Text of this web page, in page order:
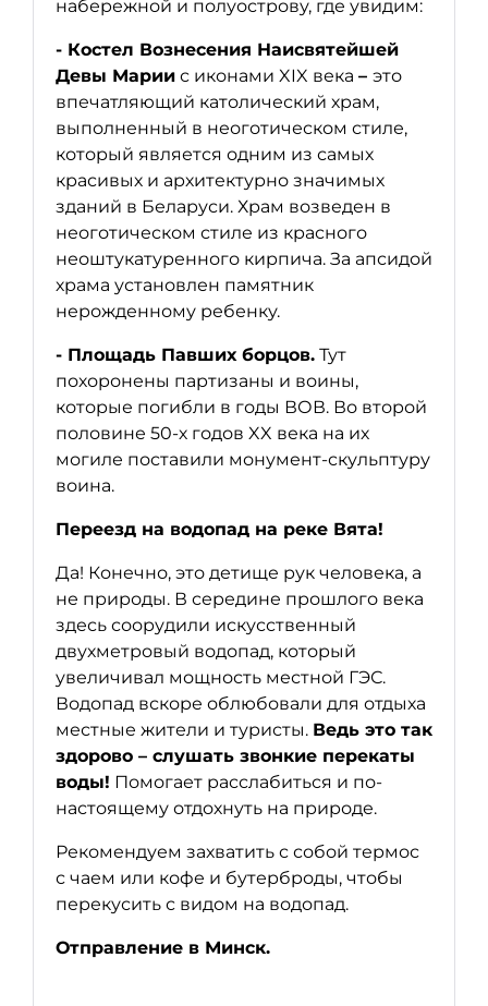
набережной и полуострову, где увидим:
- Костел Вознесения Наи­свя­тей­шей
Де­вы Ма­рии с иконами XIX века – это
впечатляющий католический храм,
выполненный в неоготическом стиле,
который является одним из самых
красивых и архитектурно значимых
зданий в Беларуси. Храм возведен в
неоготическом стиле из красного
неоштукатуренного кирпича. За апсидой
храма установлен памятник
нерожденному ребенку.
- Площадь Павших борцов. Тут
похоронены партизаны и воины,
которые погибли в годы ВОВ. Во второй
половине 50-х годов XX века на их
могиле поставили монумент-скульптуру
воина.
Переезд на водопад на реке Вята!
Да! Конечно, это детище рук человека, а
не природы. В середине прошлого века
здесь соорудили искусственный
двухметровый водопад, который
увеличивал мощность местной ГЭС.
Водопад вскоре облюбовали для отдыха
местные жители и туристы. Ведь это так
здорово – слушать звонкие перекаты
воды! Помогает расслабиться и по-
настоящему отдохнуть на природе.
Рекомендуем захватить с собой термос
с чаем или кофе и бутерброды, чтобы
перекусить с видом на водопад.
Отправление в Минск.